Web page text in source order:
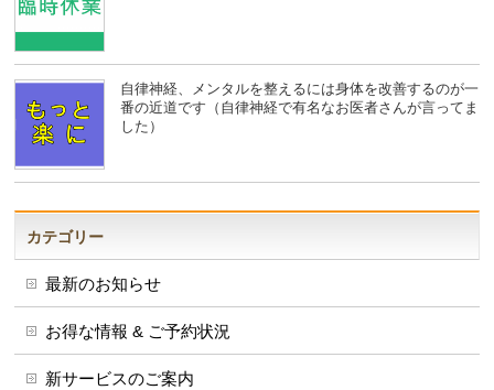
自律神経、メンタルを整えるには身体を改善するのが一
番の近道です（自律神経で有名なお医者さんが言ってま
した）
カテゴリー
最新のお知らせ
お得な情報 & ご予約状況
新サービスのご案内